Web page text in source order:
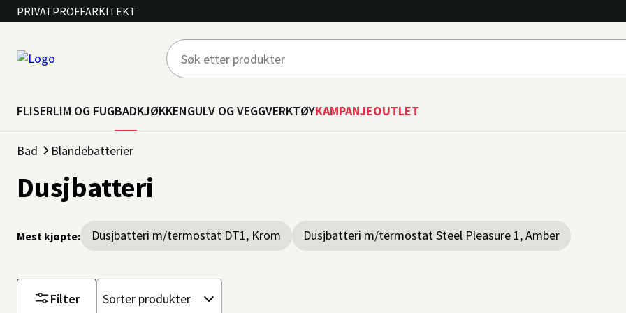
PRIVATPROFFARKITEKT
FLISERLIM OG FUGBADKJØKKENGULV OG VEGGVERKTØYKAMPANJEOUTLET
Bad Blandebatterier
Dusjbatteri
Mest kjøpte: Dusjbatteri m/termostat DT1, Krom Dusjbatteri m/termostat Steel Pleasure 1, Amber
Filter
Sorter